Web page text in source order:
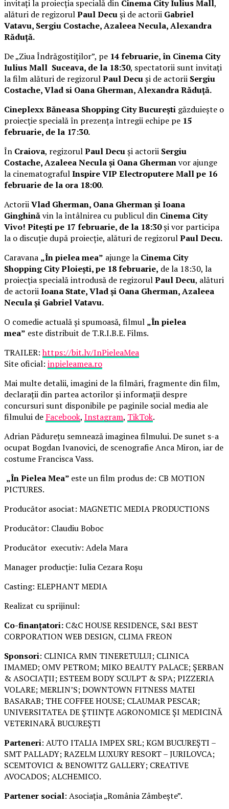
invitați la proiecția specială din Cinema City Iulius Mall,
alături de regizorulPaul Decuși de actorii Gabriel
Vatavu, Sergiu Costache, Azaleea Necula, Alexandra
Răduță.
De „Ziua Îndrăgostiților”, pe 14 februarie, în Cinema City
Iulius Mall Suceava, de la 18:30, spectatorii sunt invitați
la film alături de regizorulPaul Decuși de actorii Sergiu
Costache, Vlad si Oana Gherman, Alexandra Răduță.
Cineplexx Băneasa Shopping City București găzduiește o
proiecție specială în prezența întregii echipe pe 15
februarie, de la 17:30.
În Craiova, regizorulPaul Decuși actorii Sergiu
Costache, Azaleea Necula și Oana Ghermanvor ajunge
la cinematografulInspire VIP Electroputere Mall pe 16
februarie de la ora 18:00.
ActoriiVlad Gherman, Oana Gherman și Ioana
Ginghinăvin la întâlnirea cu publicul din Cinema City
Vivo! Pitești pe 17 februarie, de la 18:30și vor participa
la o discuție după proiecție, alături de regizorulPaul Decu.
Caravana „În pielea mea” ajunge la Cinema City
Shopping City Ploiești, pe 18 februarie, de la 18:30, la
proiecția specială introdusă de regizorulPaul Decu, alături
de actoriiIoana State, Vlad și Oana Gherman, Azaleea
Necula și Gabriel Vatavu.
O comedie actuală și spumoasă, filmul „În pielea
mea” este distribuit de T.R.I.B.E. Films.
TRAILER:https://bit.ly/InPieleaMea
Site oficial: inpieleamea.ro
Mai multe detalii, imagini de la filmări, fragmente din film,
declarații din partea actorilor și informații despre
concursuri sunt disponibile pe paginile social media ale
filmului de Facebook, Instagram, TikTok.
Adrian Pădurețu semnează imaginea filmului. De sunet s-a
ocupat Bogdan Ivanovici, de scenografie Anca Miron, iar de
costume Francisca Vass.
„În Pielea Mea” este un film produs de: CB MOTION
PICTURES.
Producător asociat: MAGNETIC MEDIA PRODUCTIONS
Producător: Claudiu Boboc
Producător executiv: Adela Mara
Manager producție: Iulia Cezara Roșu
Casting: ELEPHANT MEDIA
Realizat cu sprijinul:
Co-finanțatori: C&C HOUSE RESIDENCE, S&I BEST
CORPORATION WEB DESIGN, CLIMA FREON
Sponsori: CLINICA RMN TINERETULUI; CLINICA
IMAMED; OMV PETROM; MIKO BEAUTY PALACE; ȘERBAN
& ASOCIAȚII; ESTEEM BODY SCULPT & SPA; PIZZERIA
VOLARE; MERLIN’S; DOWNTOWN FITNESS MATEI
BASARAB; THE COFFEE HOUSE; CLAUMAR PESCAR;
UNIVERSITATEA DE ȘTIINȚE AGRONOMICE ȘI MEDICINĂ
VETERINARĂ BUCUREȘTI
Parteneri: AUTO ITALIA IMPEX SRL; KGM BUCUREȘTI –
SMT PALLADY; RAZELM LUXURY RESORT – JURILOVCA;
SCEMTOVICI & BENOWITZ GALLERY; CREATIVE
AVOCADOS; ALCHEMICO.
Partener social: Asociația „România Zâmbește”.